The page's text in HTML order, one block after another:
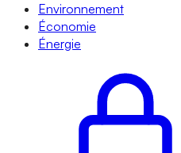
Environnement
Économie
Énergie